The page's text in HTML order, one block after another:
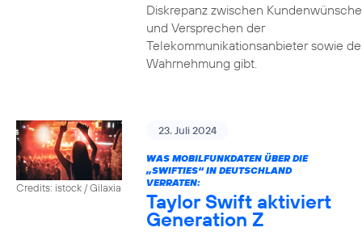
Diskrepanz zwischen
und Versprechen der
Telekommunikationsanbieter sowie
Wahrnehmung gibt.
Credits: istock / Gilaxia
23. Juli 2024
WAS MOBILFUNKDATEN ÜBER DIE
„SWIFTIES“ IN DEUTSCHLAND
VERRATEN:
Taylor Swift aktiviert
Generation Z